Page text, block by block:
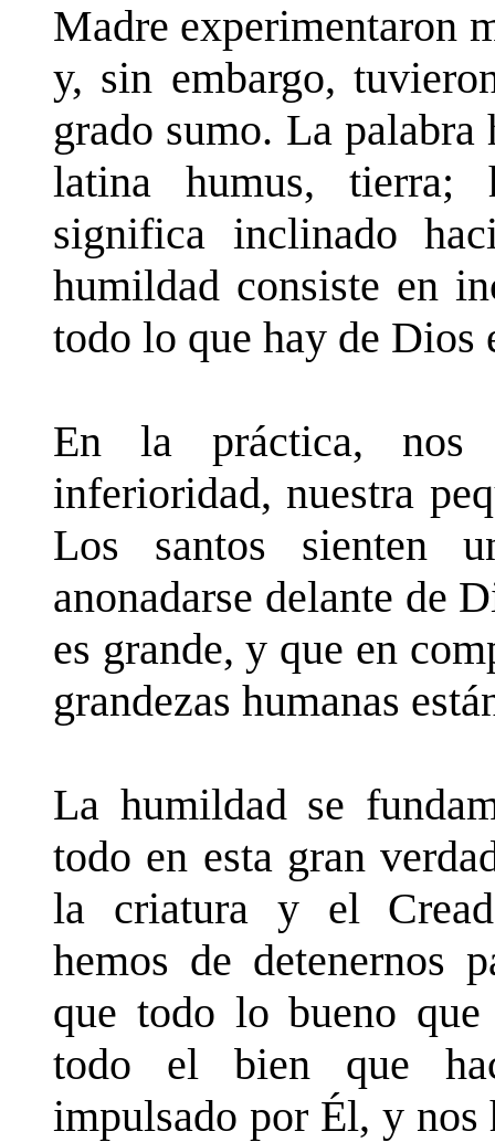
Madre experimentaron
y, sin embargo,
grado sumo. La
latina humus, tierra;
significa inclinado
humildad consiste en
todo lo que hay de Dios
En la práctica, nos
inferioridad, nuestra
Los santos sienten
anonadarse delante de
es grande, y que en
grandezas humanas
La humildad se
todo en esta gran
la criatura y el
hemos de detenernos
que todo lo bueno
todo el bien que
impulsado por Él, y nos